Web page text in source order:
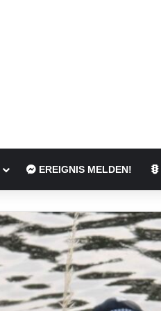
EREIGNIS MELDEN!